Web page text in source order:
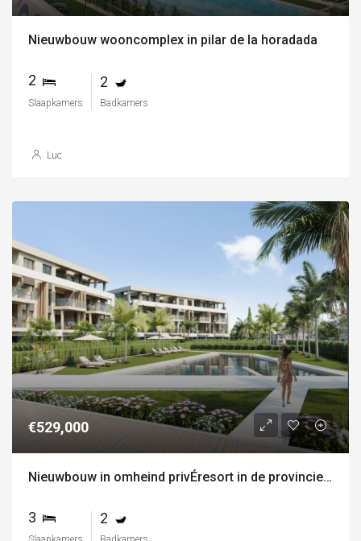
Nieuwbouw wooncomplex in pilar de la horadada
2
Slaapkamers
2
Badkamers
Luc
€529,000
Nieuwbouw in omheind privÉresort in de provincie murcia
3 2